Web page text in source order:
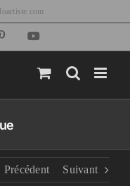
Pinterest
Précédent Suivant